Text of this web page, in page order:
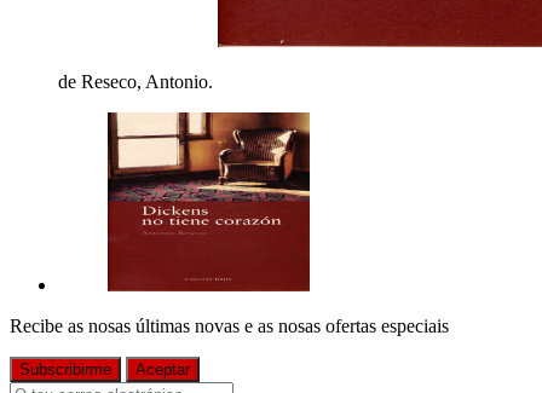
de Reseco, Antonio.
Recibe as nosas últimas novas e as nosas ofertas especiais